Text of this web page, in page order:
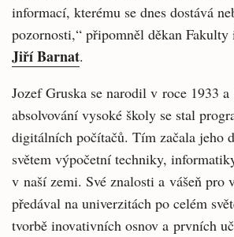
informací, kterému se dnes dostává
pozornosti,“ připomněl děkan
Jiří Barnat.
Jozef Gruska se narodil v roce 1933
absolvování vysoké školy se stal
digitálních počítačů. Tím začala jeho
světem výpočetní techniky,
v naší zemi. Své znalosti a vášeň pro
předával na univerzitách po celém
tvorbě inovativních osnov a prvních